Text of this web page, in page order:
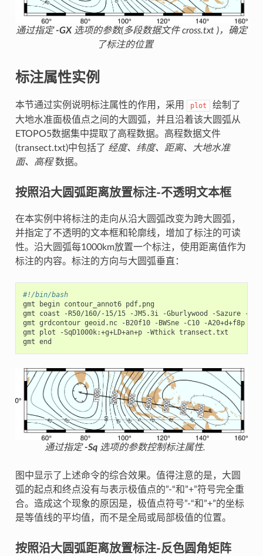
通过指定-GX 选项的参数(多段数据文件cross.txt )，确定
了标注的位置
标注属性实例
本节通过实例说明标注属性的作用，采用 plot
绘制了
大地水准面极值点之间的大圆弧，并且沿着该大圆弧从
ETOPO5数据集中提取了高程数据。高程数据文件
(transect.txt)中包括了 经度、纬度、距离、大地水准
面、高程数据。
按照沿大圆弧距离放置标注-不透明文本框
在本实例中将标注的走向从沿大圆弧改变为跨大圆弧，
并指定了不透明的文本框和轮廓线，增加了标注的可读
性。沿大圆弧每1000km放置一个标注，使用距离值作为
标注的内容。标注的方向与大圆弧垂直：
#!/bin/bash
gmt begin contour_annot6 pdf,png
gmt coast -R50/160/-15/15 -JM5.3i -Gburlywood -Sazure -
gmt grdcontour geoid.nc -B20f10 -BWSne -C10 -A20+d+f8p -
gmt plot -SqD1000k:+g+LD+an+p -Wthick transect.txt
通过指定-Sq选项的参数控制标注属性.
图中显示了上述命令的综合效果。值得注意的是，大圆
弧的起点和终点没有与表示极值点的”-“和”+”符号完全重
合。造成这个现象的原因是，极值点符号”-“和”+”的坐标
是等值线的平均值，而不是全局或局部极值的位置。
按照沿大圆弧距离放置标注-反色圆角矩阵